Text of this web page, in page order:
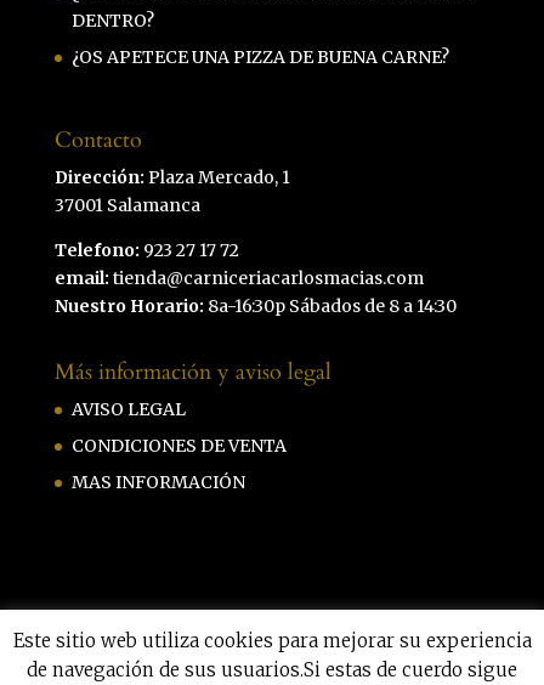
DENTRO?
¿OS APETECE UNA PIZZA DE BUENA CARNE?
Contacto
Dirección: Plaza Mercado, 1
37001 Salamanca
Telefono: 923 27 17 72
email: tienda@carniceriacarlosmacias.com
Nuestro Horario: 8a-16:30p Sábados de 8 a 14:30
Más información y aviso legal
AVISO LEGAL
CONDICIONES DE VENTA
MAS INFORMACIÓN
Este sitio web utiliza cookies para mejorar su experiencia
de navegación de sus usuarios.Si estas de cuerdo sigue